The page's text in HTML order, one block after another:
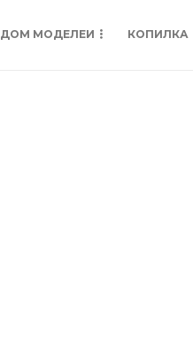
ДОМ МОДЕЛЕИ КОПИЛКА